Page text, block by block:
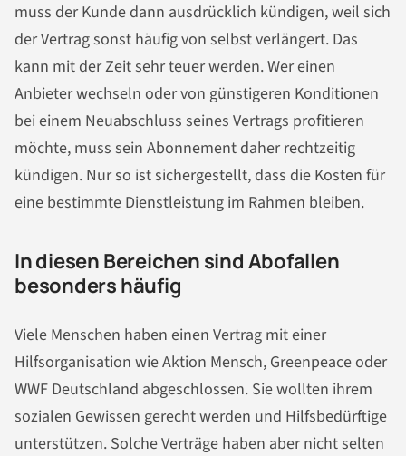
muss der Kunde dann ausdrücklich kündigen, weil sich
der Vertrag sonst häufig von selbst verlängert. Das
kann mit der Zeit sehr teuer werden. Wer einen
Anbieter wechseln oder von günstigeren Konditionen
bei einem Neuabschluss seines Vertrags profitieren
möchte, muss sein Abonnement daher rechtzeitig
kündigen. Nur so ist sichergestellt, dass die Kosten für
eine bestimmte Dienstleistung im Rahmen bleiben.
In diesen Bereichen sind Abofallen
besonders häufig
Viele Menschen haben einen Vertrag mit einer
Hilfsorganisation wie Aktion Mensch, Greenpeace oder
WWF Deutschland abgeschlossen. Sie wollten ihrem
sozialen Gewissen gerecht werden und Hilfsbedürftige
unterstützen. Solche Verträge haben aber nicht selten